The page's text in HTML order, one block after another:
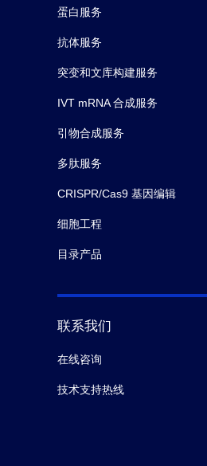
蛋白服务
抗体服务
突变和文库构建服务
IVT mRNA 合成服务
引物合成服务
多肽服务
CRISPR/Cas9 基因编辑
细胞工程
目录产品
联系我们
在线咨询
技术支持热线